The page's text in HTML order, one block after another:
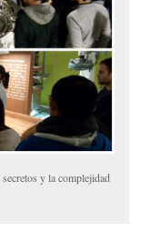
y la complejidad